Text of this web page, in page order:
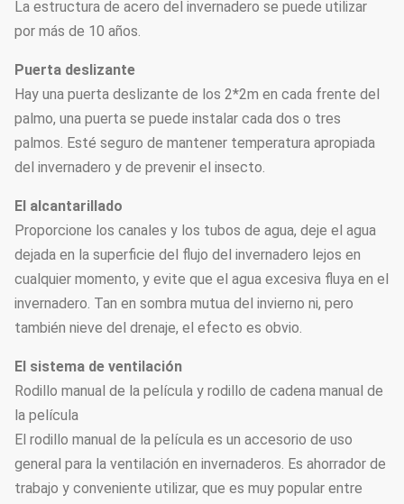
La estructura de acero del invernadero se puede utilizar
por más de 10 años.
Puerta deslizante
Hay una puerta deslizante de los 2*2m en cada frente del
palmo, una puerta se puede instalar cada dos o tres
palmos. Esté seguro de mantener temperatura apropiada
del invernadero y de prevenir el insecto.
El alcantarillado
Proporcione los canales y los tubos de agua, deje el agua
dejada en la superficie del flujo del invernadero lejos en
cualquier momento, y evite que el agua excesiva fluya en el
invernadero. Tan en sombra mutua del invierno ni, pero
también nieve del drenaje, el efecto es obvio.
El sistema de ventilación
Rodillo manual de la película y rodillo de cadena manual de
la película
El rodillo manual de la película es un accesorio de uso
general para la ventilación en invernaderos. Es ahorrador de
trabajo y conveniente utilizar, que es muy popular entre